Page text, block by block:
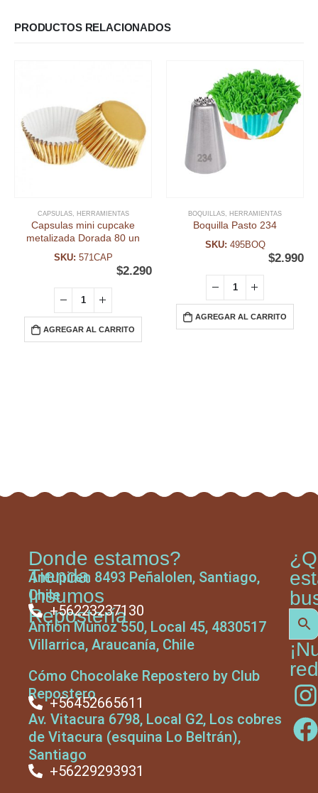
PRODUCTOS RELACIONADOS
CAPSULAS, HERRAMIENTAS
Capsulas mini cupcake
metalizada Dorada 80 un
SKU: 571CAP
$2.290
AGREGAR AL CARRITO
BOQUILLAS, HERRAMIENTAS
Boquilla Pasto 234
SKU: 495BOQ
$2.990
AGREGAR AL CARRITO
Tienda
Insumos
Repostería
Donde estamos?
Antupiren 8493 Peñalolen, Santiago,
Chile
+56223237130
Anfión Muñoz 550, Local 45, 4830517
Villarrica, Araucanía, Chile
Cómo Chocolake Repostero by Club
Repostero
+56452665611
Av. Vitacura 6798, Local G2, Los cobres
de Vitacura (esquina Lo Beltrán),
Santiago
+56229293931